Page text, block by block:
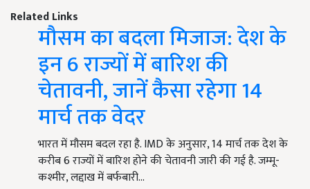
Related Links
मौसम का बदला मिजाज: देश के
इन 6 राज्यों में बारिश की
चेतावनी, जानें कैसा रहेगा 14
मार्च तक वेदर
भारत में मौसम बदल रहा है. IMD के अनुसार, 14 मार्च तक देश के
करीब 6 राज्यों में बारिश होने की चेतावनी जारी की गई है. जम्मू-
कश्मीर, लद्दाख में बर्फबारी…